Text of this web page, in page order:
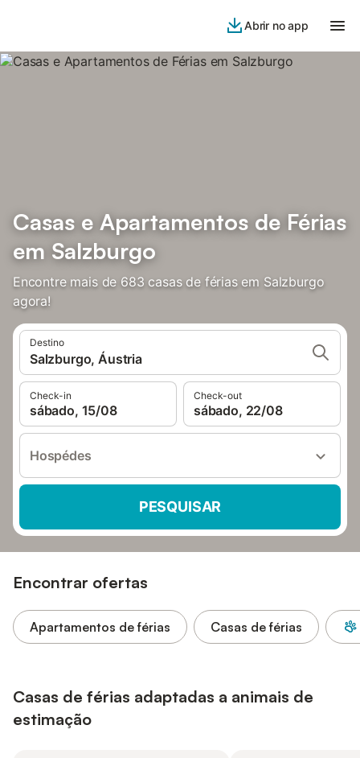
Abrir no app
Casas e Apartamentos de Férias
em Salzburgo
Encontre mais de 683 casas de férias em Salzburgo
agora!
Destino
Salzburgo, Áustria
Check-in
sábado, 15/08
Check-out
sábado, 22/08
Hospédes
PESQUISAR
Encontrar ofertas
Apartamentos de férias Casas de férias
Casas de férias adaptadas a animais de
estimação